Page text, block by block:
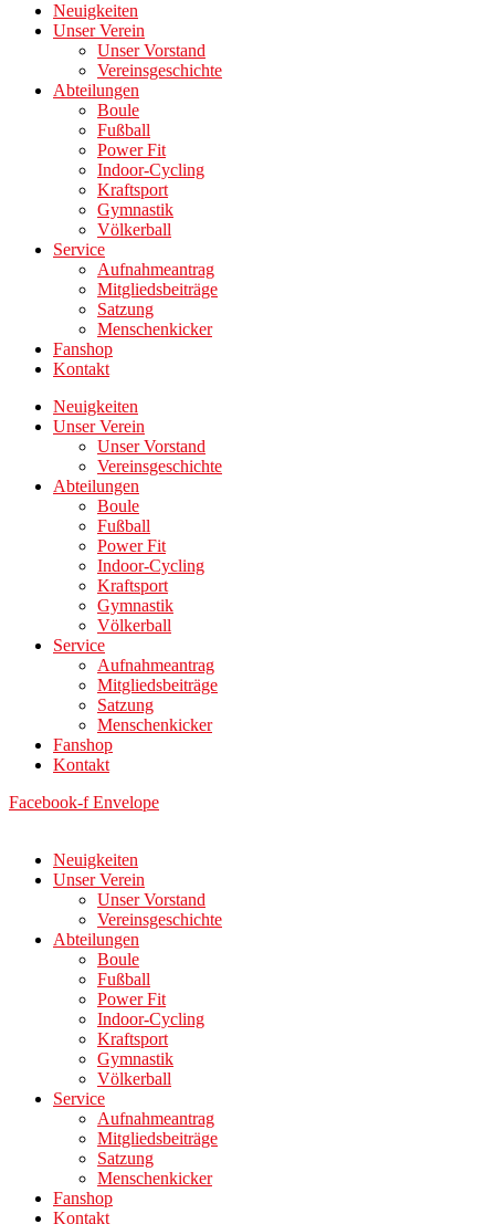
Neuigkeiten
Unser Verein
Unser Vorstand
Vereinsgeschichte
Abteilungen
Boule
Fußball
Power Fit
Indoor-Cycling
Kraftsport
Gymnastik
Völkerball
Service
Aufnahmeantrag
Mitgliedsbeiträge
Satzung
Menschenkicker
Fanshop
Kontakt
Neuigkeiten
Unser Verein
Unser Vorstand
Vereinsgeschichte
Abteilungen
Boule
Fußball
Power Fit
Indoor-Cycling
Kraftsport
Gymnastik
Völkerball
Service
Aufnahmeantrag
Mitgliedsbeiträge
Satzung
Menschenkicker
Fanshop
Kontakt
Facebook-f Envelope
Neuigkeiten
Unser Verein
Unser Vorstand
Vereinsgeschichte
Abteilungen
Boule
Fußball
Power Fit
Indoor-Cycling
Kraftsport
Gymnastik
Völkerball
Service
Aufnahmeantrag
Mitgliedsbeiträge
Satzung
Menschenkicker
Fanshop
Kontakt